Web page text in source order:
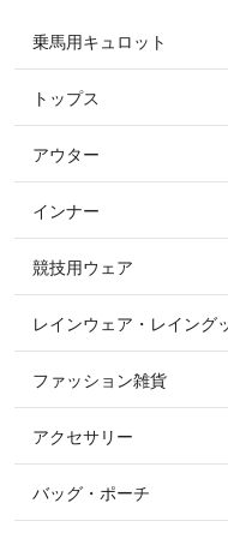
乗馬用キュロット
すべてのキュロット
フルグリップ・尻革 キ
ニーグリップ・膝革 キ
トップス
すべてのトップス
ポロシャツ
カットソー・Tシャツ
ニット・セーター
シャツ・ブラウス・
アウター
すべてのアウター
コート
ジャケット・ブルゾン
インナー
競技用ウェア
すべての競技用ウェア
ショージャケット
ショーシャツ
レインウェア・レイング
ファッション雑貨
すべてのファッション
ソックス
アクセサリー
すべてのアクセサリー
バッグ・ポーチ